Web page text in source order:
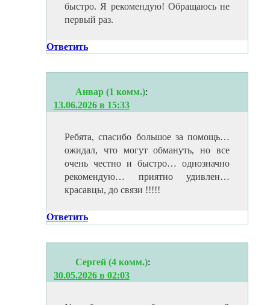
быстро. Я рекомендую! Обращаюсь не
первый раз.
Ответить
Анвар (1 комм.):
13.06.2026 в 15:33
Ребята, спасибо большое за помощь…
ожидал, что могут обмануть, но все
очень честно и быстро… однозначно
рекомендую… приятно удивлен…
красавцы, до связи !!!!!
Ответить
Сергей (4 комм.):
30.05.2026 в 02:03